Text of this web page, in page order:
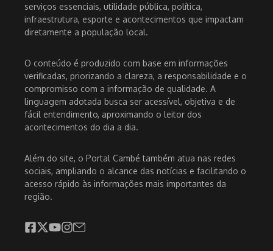
serviços essenciais, utilidade pública, política,
infraestrutura, esporte e acontecimentos que impactam
diretamente a população local.
O conteúdo é produzido com base em informações
verificadas, priorizando a clareza, a responsabilidade e o
compromisso com a informação de qualidade. A
linguagem adotada busca ser acessível, objetiva e de
fácil entendimento, aproximando o leitor dos
acontecimentos do dia a dia.
Além do site, o Portal Cambé também atua nas redes
sociais, ampliando o alcance das notícias e facilitando o
acesso rápido às informações mais importantes da
região.